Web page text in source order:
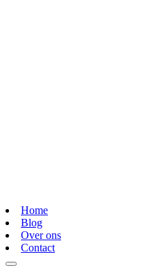
Home
Blog
Over ons
Contact